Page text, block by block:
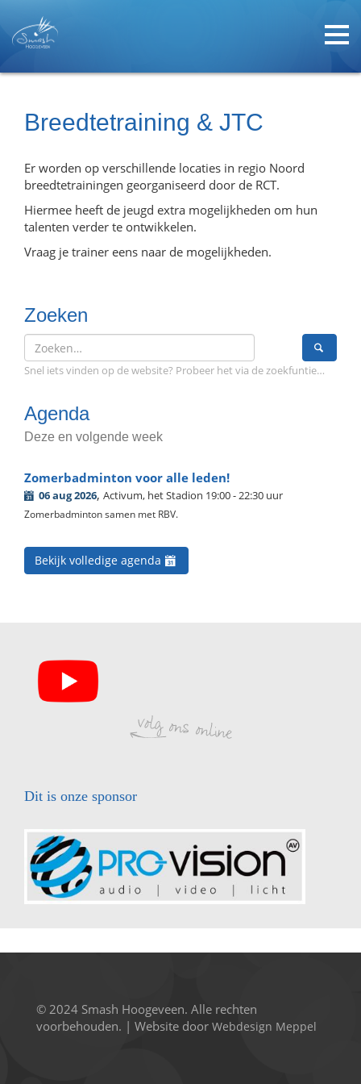
Breedtetraining & JTC
Er worden op verschillende locaties in regio Noord
breedtetrainingen georganiseerd door de RCT.
Hiermee heeft de jeugd extra mogelijkheden om hun
talenten verder te ontwikkelen.
Vraag je trainer eens naar de mogelijkheden.
Zoeken
Snel iets vinden op de website? Probeer het via de zoekfuntie…
Agenda
Deze en volgende week
Zomerbadminton voor alle leden!
06 aug 2026,Activum, het Stadion 19:00 - 22:30 uur
Zomerbadminton samen met RBV.
Bekijk volledige agenda
Dit is onze sponsor
© 2024 Smash Hoogeveen. Alle rechten
voorbehouden. | Website door Webdesign Meppel